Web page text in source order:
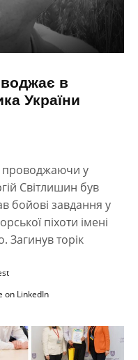
в
України
проводжаючи у
Світлишин був
бойові завдання у
піхоти імені
Загинув торік